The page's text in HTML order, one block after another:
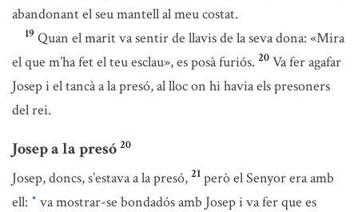
abandonant el seu mantell al meu costat.
19 Quan el marit va sentir de llavis de la seva dona: «Mira
el que m’ha fet el teu esclau», es posà furiós. 20 Va fer agafar
Josep i el tancà a la presó, al lloc on hi havia els presoners
del rei.
Josep a la presó 20
Josep, doncs, s’estava a la presó, 21 però el Senyor era amb
ell: * va mostrar-se bondadós amb Josep i va fer que es